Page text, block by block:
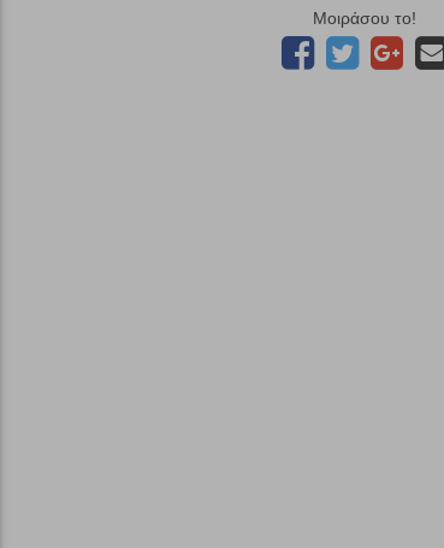
Μοιράσου το!